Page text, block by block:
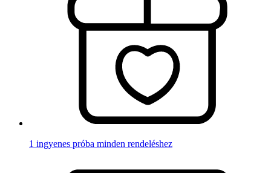
1 ingyenes próba minden rendeléshez